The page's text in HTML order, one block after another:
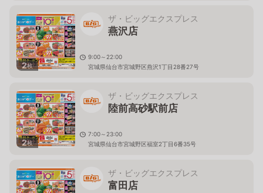
2枚
ザ・ビッグエクスプレス
燕沢店
9:00～22:00
宮城県仙台市宮城野区燕沢1丁目28番27号
2枚
ザ・ビッグエクスプレス
陸前高砂駅前店
7:00～23:00
宮城県仙台市宮城野区福室2丁目6番35号
ザ・ビッグエクスプレス
富田店